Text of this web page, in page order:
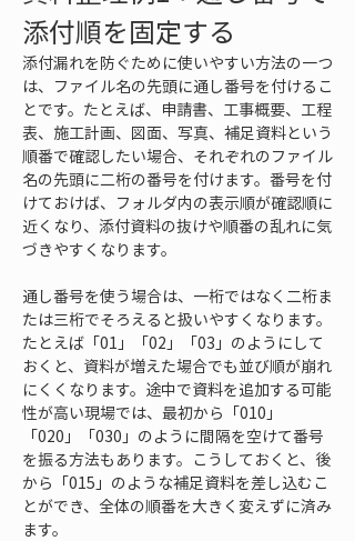
添付順を固定する
添付漏れを防ぐために使いやすい方法の一つ
は、ファイル名の先頭に通し番号を付けるこ
とです。たとえば、申請書、工事概要、工程
表、施工計画、図面、写真、補足資料という
順番で確認したい場合、それぞれのファイル
名の先頭に二桁の番号を付けます。番号を付
けておけば、フォルダ内の表示順が確認順に
近くなり、添付資料の抜けや順番の乱れに気
づきやすくなります。
通し番号を使う場合は、一桁ではなく二桁ま
たは三桁でそろえると扱いやすくなります。
たとえば「01」「02」「03」のようにして
おくと、資料が増えた場合でも並び順が崩れ
にくくなります。途中で資料を追加する可能
性が高い現場では、最初から「010」
「020」「030」のように間隔を空けて番号
を振る方法もあります。こうしておくと、後
から「015」のような補足資料を差し込むこ
とができ、全体の順番を大きく変えずに済み
ます。